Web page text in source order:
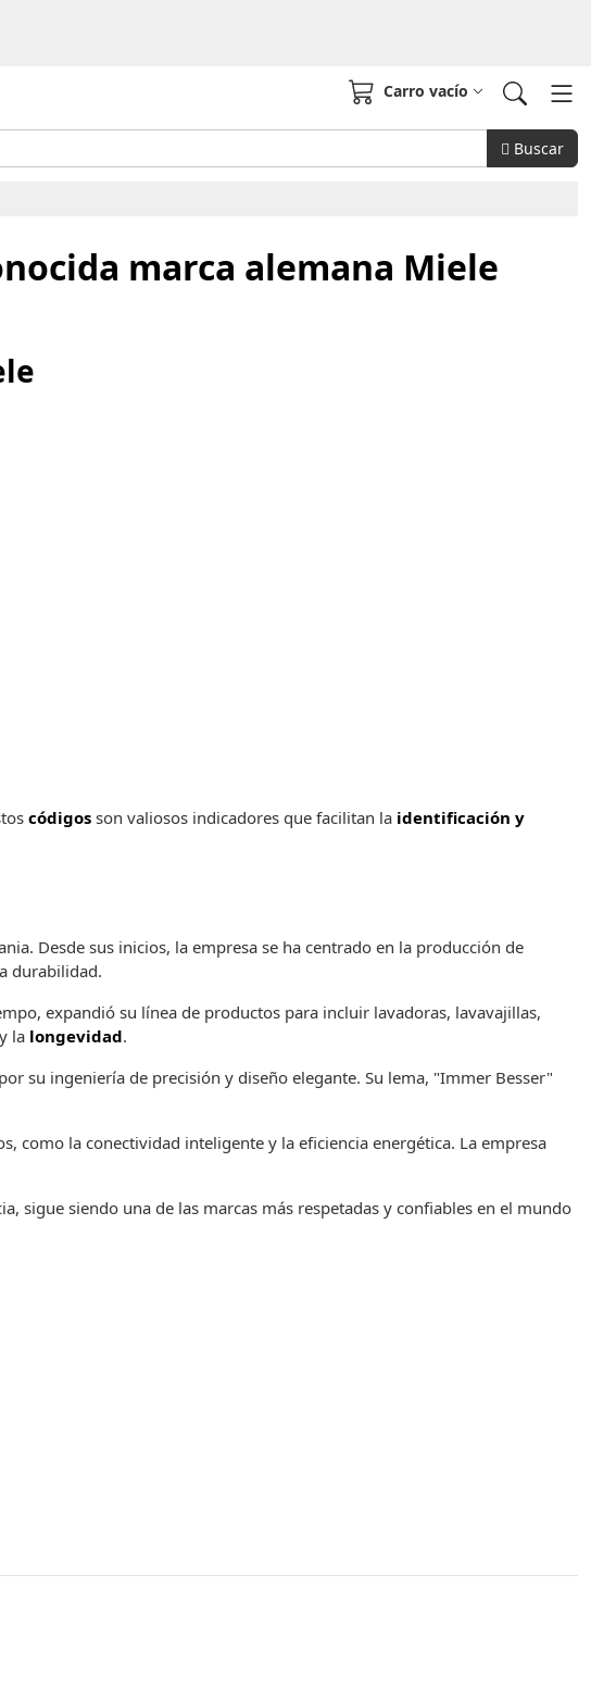
Buscar
Carro vacío
marca alemana Miele
códigos son valiosos indicadores que facilitan la identificación y
Desde sus inicios, la empresa se ha centrado en la producción de
durabilidad.
expandió su línea de productos para incluir lavadoras, lavavajillas,
y la longevidad.
su ingeniería de precisión y diseño elegante. Su lema, "Immer Besser"
como la conectividad inteligente y la eficiencia energética. La empresa
sigue siendo una de las marcas más respetadas y confiables en el mundo